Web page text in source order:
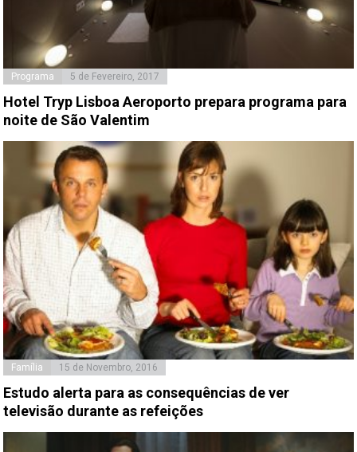
Programa 5 de Fevereiro, 2017
Hotel Tryp Lisboa Aeroporto prepara programa para
noite de São Valentim
Família 15 de Novembro, 2016
Estudo alerta para as consequências de ver
televisão durante as refeições